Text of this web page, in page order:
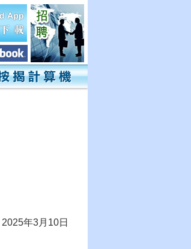
2025年3月10日